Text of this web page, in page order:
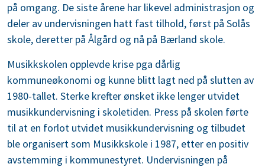
på omgang. De siste årene har likevel administrasjon og
deler av undervisningen hatt fast tilhold, først på Solås
skole, deretter på Ålgård og nå på Bærland skole.
Musikkskolen opplevde krise pga dårlig
kommuneøkonomi og kunne blitt lagt ned på slutten av
1980-tallet. Sterke krefter ønsket ikke lenger utvidet
musikkundervisning i skoletiden. Press på skolen førte
til at en forlot utvidet musikkundervisning og tilbudet
ble organisert som Musikkskole i 1987, etter en positiv
avstemming i kommunestyret. Undervisningen på